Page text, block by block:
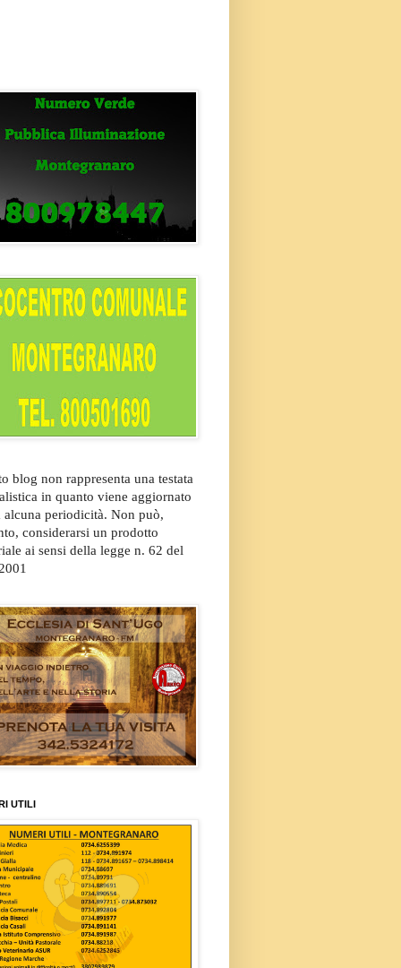
blog non rappresenta una testata
in quanto viene aggiornato
alcuna periodicità. Non può,
considerarsi un prodotto
ai sensi della legge n. 62 del
UTILI